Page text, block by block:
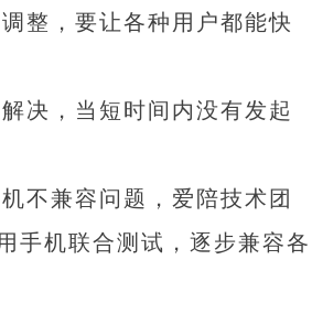
整，要让各种用户都能快
决，当短时间内没有发起
不兼容问题，爱陪技术团
手机联合测试，逐步兼容各